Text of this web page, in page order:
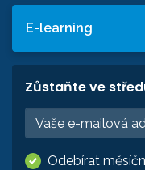
E-learning
Zůstaňte ve
Odebírat